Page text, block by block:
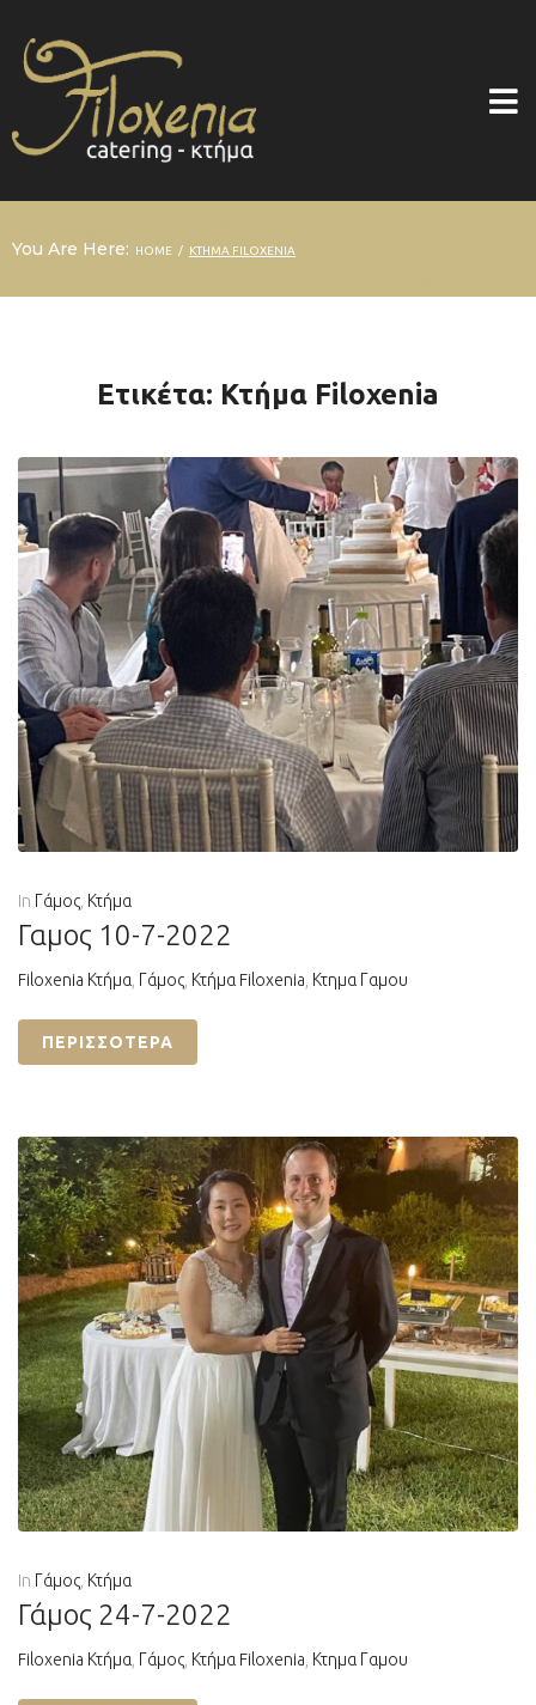
You Are Here: HOME / ΚΤΉΜΑ FILOXENIA
Ετικέτα: Κτήμα Filoxenia
In Γάμος, Κτήμα
Γαμος 10-7-2022
Filoxenia Κτήμα, Γάμος, Κτήμα Filoxenia, Κτημα Γαμου
ΠΕΡΙΣΣΌΤΕΡΑ
In Γάμος, Κτήμα
Γάμος 24-7-2022
Filoxenia Κτήμα, Γάμος, Κτήμα Filoxenia, Κτημα Γαμου